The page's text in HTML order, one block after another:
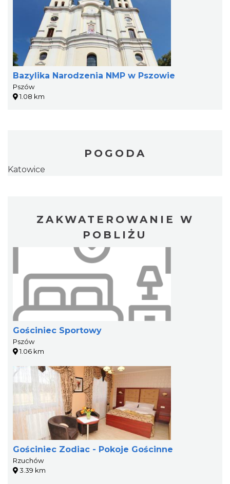
Bazylika Narodzenia NMP w Pszowie
Pszów
1.08 km
POGODA
Katowice
ZAKWATEROWANIE W
POBLIŻU
Gościniec Sportowy
Pszów
1.06 km
Gościniec Zodiac - Pokoje Gościnne
Rzuchów
3.39 km